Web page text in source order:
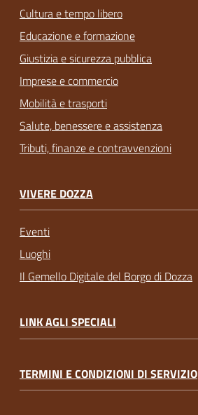
Cultura e tempo libero
Educazione e formazione
Giustizia e sicurezza pubblica
Imprese e commercio
Mobilità e trasporti
Salute, benessere e assistenza
Tributi, finanze e contravvenzioni
VIVERE DOZZA
Eventi
Luoghi
Il Gemello Digitale del Borgo di Dozza
LINK AGLI SPECIALI
TERMINI E CONDIZIONI DI SERVIZIO